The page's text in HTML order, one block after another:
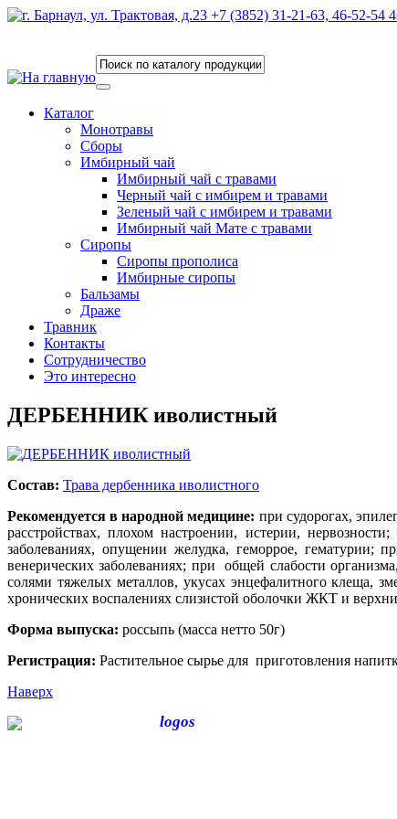
Каталог
Монотравы
Сборы
Имбирный чай
Имбирный чай с травами
Черный чай с имбирем и травами
Зеленый чай с имбирем и травами
Имбирный чай Мате с травами
Сиропы
Сиропы прополиса
Имбирные сиропы
Бальзамы
Драже
Травник
Контакты
Сотрудничество
Это интересно
ДЕРБЕННИК иволистный
Состав: Трава дербенника иволистного
Рекомендуется в народной медицине: при судорогах,
расстройствах, плохом настроении, истерии,
заболеваниях, опущении желудка, геморрое, гематурии;
венерических заболеваниях; при общей слабости
солями тяжелых металлов, укусах энцефалитного клеща,
хронических воспалениях слизистой оболочки ЖКТ и
Форма выпуска: россыпь (масса нетто 50г)
Регистрация: Растительное сырье для приготовления
Наверх